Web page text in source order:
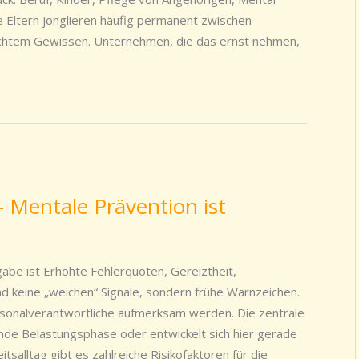
jonglieren häufig permanent zwischen
Gewissen. Unternehmen, die das ernst nehmen,
Mentale Prävention ist
ist Erhöhte Fehlerquoten, Gereiztheit,
„weichen“ Signale, sondern frühe Warnzeichen.
aufmerksam werden. Die zentrale
Belastungsphase oder entwickelt sich hier gerade
gibt es zahlreiche Risikofaktoren für die